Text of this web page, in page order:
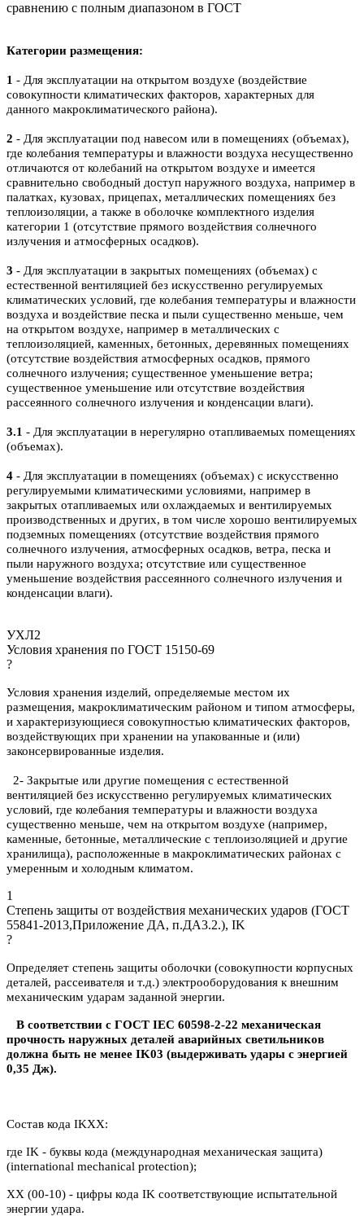
сравнению с полным диапазоном в ГОСТ
Категории размещения:
1 - Для эксплуатации на открытом воздухе (воздействие
совокупности климатических факторов, характерных для
данного макроклиматического района).
2 - Для эксплуатации под навесом или в помещениях (объемах),
где колебания температуры и влажности воздуха несущественно
отличаются от колебаний на открытом воздухе и имеется
сравнительно свободный доступ наружного воздуха, например в
палатках, кузовах, прицепах, металлических помещениях без
теплоизоляции, а также в оболочке комплектного изделия
категории 1 (отсутствие прямого воздействия солнечного
излучения и атмосферных осадков).
3 - Для эксплуатации в закрытых помещениях (объемах) с
естественной вентиляцией без искусственно регулируемых
климатических условий, где колебания температуры и влажности
воздуха и воздействие песка и пыли существенно меньше, чем
на открытом воздухе, например в металлических с
теплоизоляцией, каменных, бетонных, деревянных помещениях
(отсутствие воздействия атмосферных осадков, прямого
солнечного излучения; существенное уменьшение ветра;
существенное уменьшение или отсутствие воздействия
рассеянного солнечного излучения и конденсации влаги).
3.1 - Для эксплуатации в нерегулярно отапливаемых помещениях
(объемах).
4 - Для эксплуатации в помещениях (объемах) с искусственно
регулируемыми климатическими условиями, например в
закрытых отапливаемых или охлаждаемых и вентилируемых
производственных и других, в том числе хорошо вентилируемых
подземных помещениях (отсутствие воздействия прямого
солнечного излучения, атмосферных осадков, ветра, песка и
пыли наружного воздуха; отсутствие или существенное
уменьшение воздействия рассеянного солнечного излучения и
конденсации влаги).
УХЛ2
Условия хранения по ГОСТ 15150-69
?
Условия хранения изделий, определяемые местом их
размещения, макроклиматическим районом и типом атмосферы,
и характеризующиеся совокупностью климатических факторов,
воздействующих при хранении на упакованные и (или)
законсервированные изделия.
2- Закрытые или другие помещения с естественной
вентиляцией без искусственно регулируемых климатических
условий, где колебания температуры и влажности воздуха
существенно меньше, чем на открытом воздухе (например,
каменные, бетонные, металлические с теплоизоляцией и другие
хранилища), расположенные в макроклиматических районах с
умеренным и холодным климатом.
1
Степень защиты от воздействия механических ударов (ГОСТ
55841-2013,Приложение ДА, п.ДА3.2.), IK
?
Определяет степень защиты оболочки (совокупности корпусных
деталей, рассеивателя и т.д.) электрооборудования к внешним
механическим ударам заданной энергии.
В соответствии с ГОСТ IEC 60598-2-22 механическая
прочность наружных деталей аварийных светильников
должна быть не менее IK03 (выдерживать удары с энергией
0,35 Дж).
Состав кода IKXX:
где IK - буквы кода (международная механическая защита)
(international mechanical protection);
XX (00-10) - цифры кода IK соответствующие испытательной
энергии удара.